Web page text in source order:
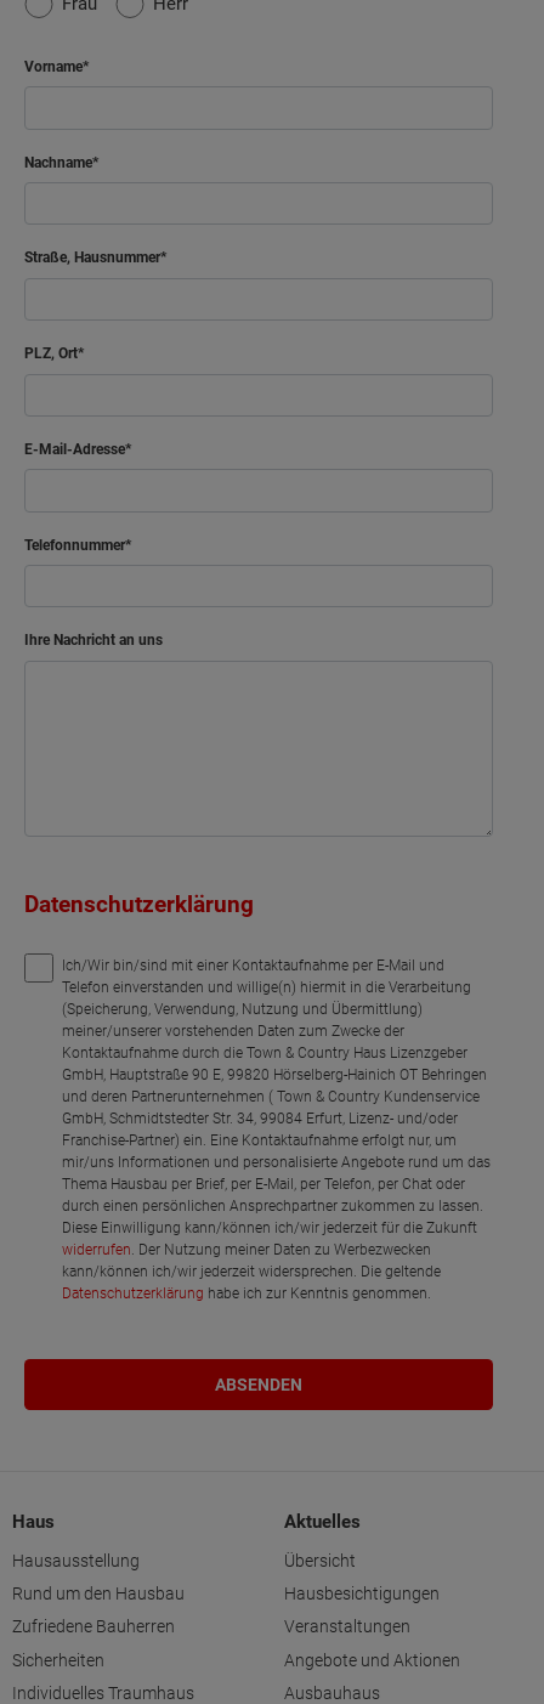
Vorname
Nachname
Straße, Hausnummer
PLZ, Ort
E-Mail-Adresse
Telefonnummer
Ihre Nachricht an uns
Datenschutzerklärung
Ich/Wir bin/sind mit einer Kontaktaufnahme per E-Mail und
Telefon einverstanden und willige(n) hiermit in die Verarbeitung
(Speicherung, Verwendung, Nutzung und Übermittlung)
meiner/unserer vorstehenden Daten zum Zwecke der
Kontaktaufnahme durch die Town & Country Haus Lizenzgeber
GmbH, Hauptstraße 90 E, 99820 Hörselberg-Hainich OT Behringen
und deren Partnerunternehmen ( Town & Country Kundenservice
GmbH, Schmidtstedter Str. 34, 99084 Erfurt, Lizenz- und/oder
Franchise-Partner) ein. Eine Kontaktaufnahme erfolgt nur, um
mir/uns Informationen und personalisierte Angebote rund um das
Thema Hausbau per Brief, per E-Mail, per Telefon, per Chat oder
durch einen persönlichen Ansprechpartner zukommen zu lassen.
Diese Einwilligung kann/können ich/wir jederzeit für die Zukunft
widerrufen. Der Nutzung meiner Daten zu Werbezwecken
kann/können ich/wir jederzeit widersprechen. Die geltende
Datenschutzerklärung habe ich zur Kenntnis genommen.
Haus
Hausausstellung
Rund um den Hausbau
Zufriedene Bauherren
Sicherheiten
Individuelles Traumhaus
Aktuelles
Übersicht
Hausbesichtigungen
Veranstaltungen
Angebote und Aktionen
Ausbauhaus